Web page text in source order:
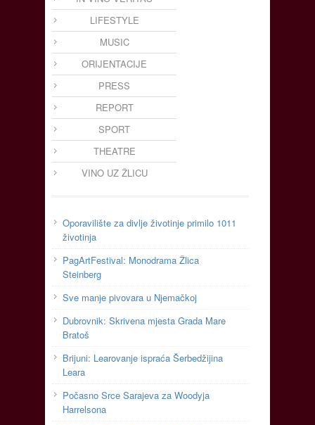
LIFESTYLE
MUSIC
ORIJENTACIJE
PRESS
REPORT
SPORT
THEATRE
VINO UZ ŽLICU
Oporavilište za divlje životinje primilo 1011
životinja
PagArtFestival: Monodrama Žlica
Steinberg
Sve manje pivovara u Njemačkoj
Dubrovnik: Skrivena mjesta Grada Mare
Bratoš
Brijuni: Learovanje ispraća Šerbedžijina
Leara
Počasno Srce Sarajeva za Woodyja
Harrelsona